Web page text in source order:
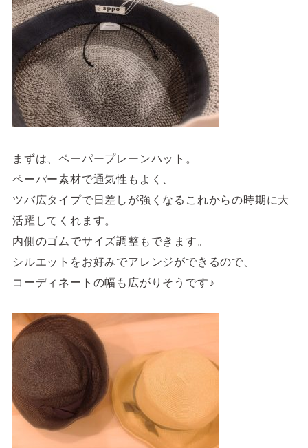
まずは、ペーパープレーンハット。
ペーパー素材で通気性もよく、
ツバ広タイプで日差しが強くなるこれからの時期に大
活躍してくれます。
内側のゴムでサイズ調整もできます。
シルエットをお好みでアレンジができるので、
コーディネートの幅も広がりそうです♪